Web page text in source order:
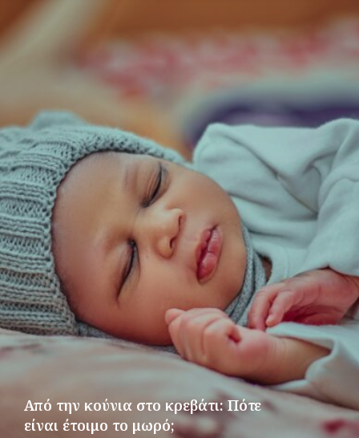
Από την κούνια στο κρεβάτι: Πότε
είναι έτοιμο το μωρό;